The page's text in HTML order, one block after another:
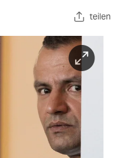
teilen